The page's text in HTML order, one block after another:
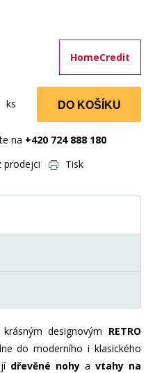
HomeCredit
ks DO KOŠÍKU
na +420 724 888 180
prodejci Tisk
designovým RETRO
do moderního i klasického
dřevěné nohy a vtahy na